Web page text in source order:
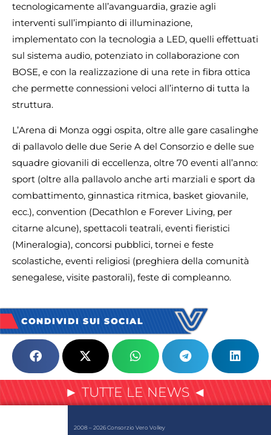
tecnologicamente all’avanguardia, grazie agli
interventi sull’impianto di illuminazione,
implementato con la tecnologia a LED, quelli effettuati
sul sistema audio, potenziato in collaborazione con
BOSE, e con la realizzazione di una rete in fibra ottica
che permette connessioni veloci all’interno di tutta la
struttura.
L’Arena di Monza oggi ospita, oltre alle gare casalinghe
di pallavolo delle due Serie A del Consorzio e delle sue
squadre giovanili di eccellenza, oltre 70 eventi all’anno:
sport (oltre alla pallavolo anche arti marziali e sport da
combattimento, ginnastica ritmica, basket giovanile,
ecc.), convention (Decathlon e Forever Living, per
citarne alcune), spettacoli teatrali, eventi fieristici
(Mineralogia), concorsi pubblici, tornei e feste
scolastiche, eventi religiosi (preghiera della comunità
senegalese, visite pastorali), feste di compleanno.
CONDIVIDI SUI SOCIAL
► TUTTE LE NEWS ◄
2008 – 2026 Consorzio Vero Volley